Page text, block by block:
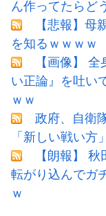
ん作ってたらど
【悲報】母
を知るｗｗｗｗ
【画像】
い正論』を吐い
ｗｗ
政府、自衛
「新しい戦い方
【朗報】
転がり込んでガ
ｗ